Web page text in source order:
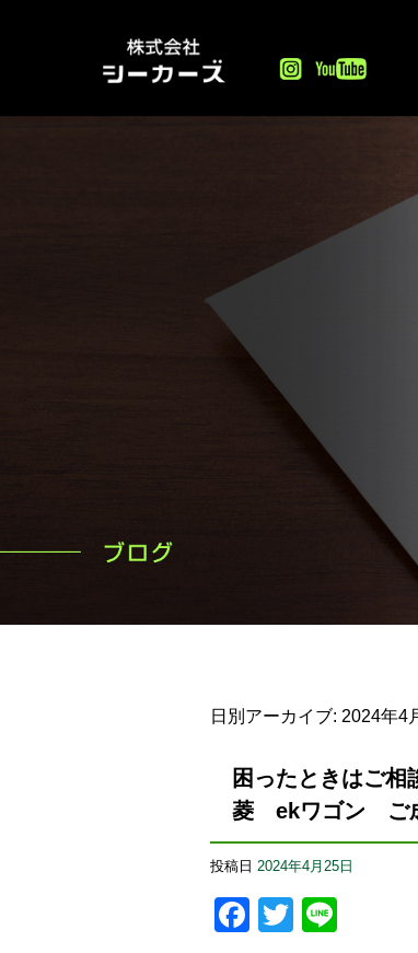
日別アーカイブ: 2024年4
困ったときはご
菱 ekワゴン ご
投稿日 2024年4月25日
Facebook
Twitter